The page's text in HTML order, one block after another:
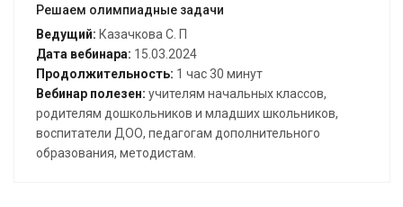
Решаем олимпиадные задачи
Ведущий: Казачкова С. П
Дата вебинара: 15.03.2024
Продолжительность: 1 час 30 минут
Вебинар полезен: учителям начальных классов,
родителям дошкольников и младших школьников,
воспитатели ДОО, педагогам дополнительного
образования, методистам.